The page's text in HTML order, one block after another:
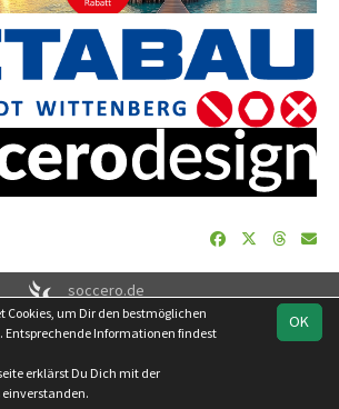
soccero.de
© 2006 - 2026
Geburtstage Impressum
Datenschutz
Kontakt
OK
Cookies, um Dir den bestmöglichen
Entsprechende Informationen findest
erklärst Du Dich mit der
einverstanden.